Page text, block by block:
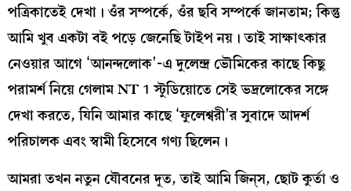
পত্রিকাতেই দেখা। ওঁর সম্পর্কে, ওঁর ছবি সম্পর্কে জানতাম; কিন্তু
আমি খুব একটা বই পড়ে জেনেছি টাইপ নয়। তাই সাক্ষাৎকার
নেওয়ার আগে ‘আনন্দলোক’-এ দুলেন্দ্র ভৌমিকের কাছে কিছু
পরামর্শ নিয়ে গেলাম NT 1 স্টুডিয়োতে সেই ভদ্রলোকের সঙ্গে
দেখা করতে, যিনি আমার কাছে ‘ফুলেশ্বরী’র সুবাদে আদর্শ
পরিচালক এবং স্বামী হিসেবে গণ্য ছিলেন।
আমরা তখন নতুন যৌবনের দূত, তাই আমি জিন্‌স, ছোট কুর্তা ও